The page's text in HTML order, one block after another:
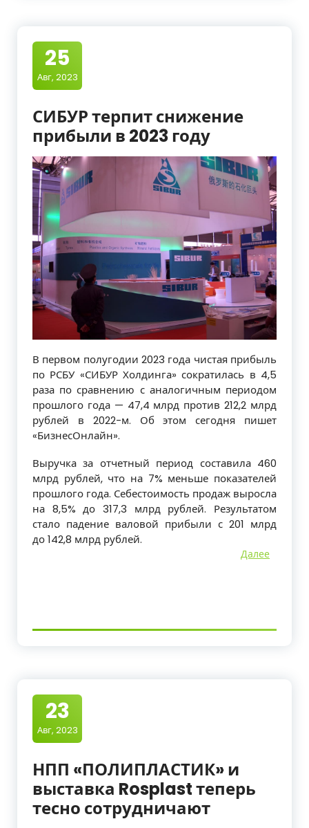
25
Авг, 2023
СИБУР терпит снижение
прибыли в 2023 году
В первом полугодии 2023 года чистая прибыль
по РСБУ «СИБУР Холдинга» сократилась в 4,5
раза по сравнению с аналогичным периодом
прошлого года — 47,4 млрд против 212,2 млрд
рублей в 2022-м. Об этом сегодня пишет
«БизнесОнлайн».
Выручка за отчетный период составила 460
млрд рублей, что на 7% меньше показателей
прошлого года. Себестоимость продаж выросла
на 8,5% до 317,3 млрд рублей. Результатом
стало падение валовой прибыли с 201 млрд
до 142,8 млрд рублей.
Далее
23
Авг, 2023
НПП «ПОЛИПЛАСТИК» и
выставка Rosplast теперь
тесно сотрудничают